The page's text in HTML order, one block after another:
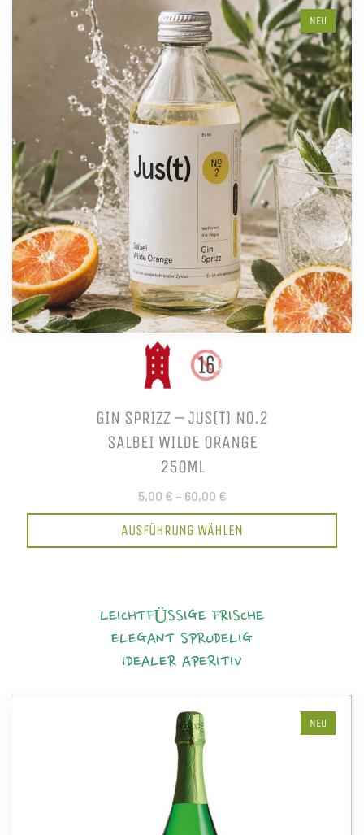
NEU
GIN SPRIZZ – JUS(T) NO.2
SALBEI WILDE ORANGE
250ML
5,00 € – 60,00 €
AUSFÜHRUNG WÄHLEN
LEICHTFÜSSIGE FRISCHE
ELEGANT SPRUDELIG
IDEALER APERITIV
NEU